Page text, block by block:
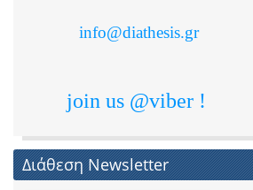
info@diathesis.gr
join us @viber !
Διάθεση Newsletter